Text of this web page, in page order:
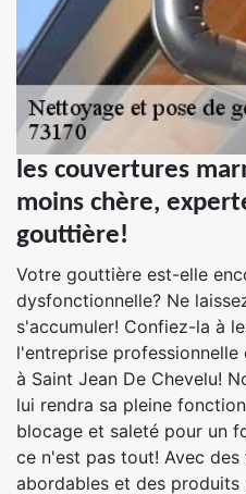
les couvertures
moins chère,
gouttière!
Votre gouttière est-elle
dysfonctionnelle? Ne
s'accumuler! Confiez-la à
l'entreprise
à Saint Jean De Chevelu!
lui rendra sa pleine
blocage et saleté pour un
ce n'est pas tout! Avec
abordables et des